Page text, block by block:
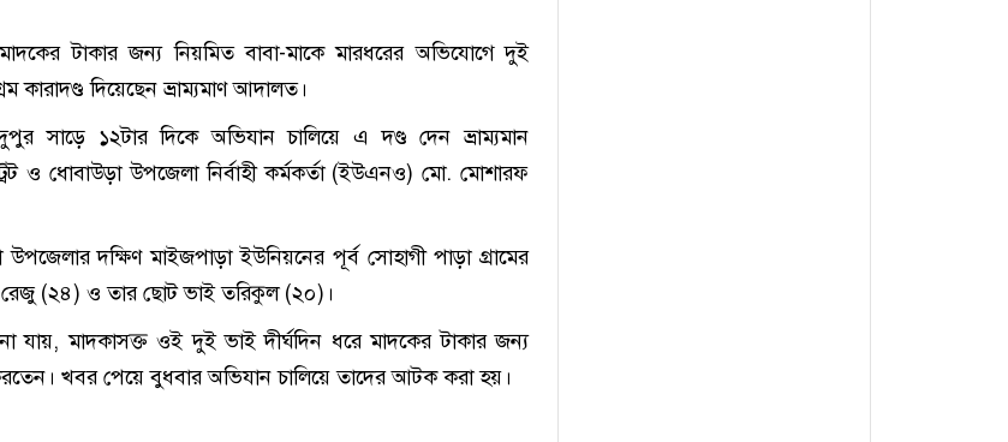
টাকার জন্য নিয়মিত বাবা-মাকে মারধরের অভিযোগে দুই
কারাদণ্ড দিয়েছেন ভ্রাম্যমাণ আদালত।
১২টার দিকে অভিযান চালিয়ে এ দণ্ড দেন ভ্রাম্যমান
ও ধোবাউড়া উপজেলা নির্বাহী কর্মকর্তা (ইউএনও) মো. মোশারফ
উপজেলার দক্ষিণ মাইজপাড়া ইউনিয়নের পূর্ব সোহাগী পাড়া গ্রামের
(২৪) ও তার ছোট ভাই তরিকুল (২০)।
যায়, মাদকাসক্ত ওই দুই ভাই দীর্ঘদিন ধরে মাদকের টাকার জন্য
খবর পেয়ে বুধবার অভিযান চালিয়ে তাদের আটক করা হয়।